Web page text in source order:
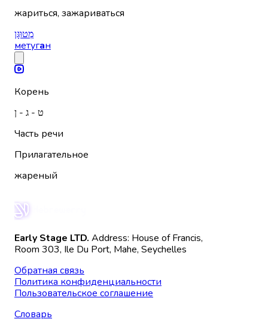
жариться, зажариваться
מְטוּגָּן
метуган
Корень
ט - ג - ן
Часть речи
Прилагательное
жареный
Early Stage LTD. Address: House of Francis,
Room 303, Ile Du Port, Mahe, Seychelles
Обратная связь
Политика конфиденциальности
Пользовательское соглашение
Словарь